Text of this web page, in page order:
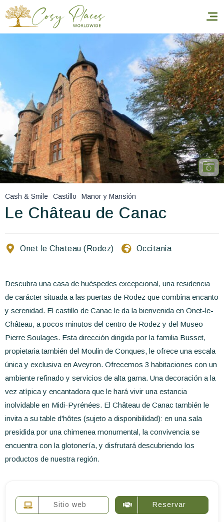
Reservar una estancia
Nuestra colección mundial
World’s Best Hotels
Hacer que viajes
Estancia temática
Cash & Smile Castillo Manor y Mansión
Le Château de Canac
Onet le Chateau (Rodez) Occitania
Descubra una casa de huéspedes excepcional, una residencia
de carácter situada a las puertas de Rodez que combina encanto
y serenidad. El castillo de Canac le da la bienvenida en Onet-le-
Château, a pocos minutos del centro de Rodez y del Museo
Pierre Soulages. Esta dirección dirigida por la familia Busset,
propietaria también del Moulin de Conques, le ofrece una escala
única y exclusiva en Aveyron. Ofrecemos 3 habitaciones con un
ambiente refinado y servicios de alta gama. Una decoración a la
vez atípica y encantadora que le hará vivir una estancia
inolvidable en Midi-Pyrénées. El Château de Canac también le
invita a su table d'hôtes (sujeto a disponibilidad): en una sala
presidida por una chimenea monumental, la convivencia se
encuentra con la glotonería, y disfrutará descubriendo los
productos de nuestra región.
Sitio web Reservar